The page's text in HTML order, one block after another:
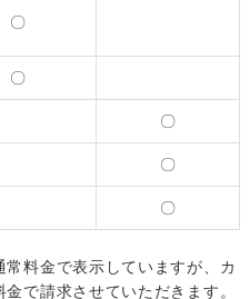
〇
〇
〇
〇
〇
料金で表示していますが、カ
で請求させていただきます。